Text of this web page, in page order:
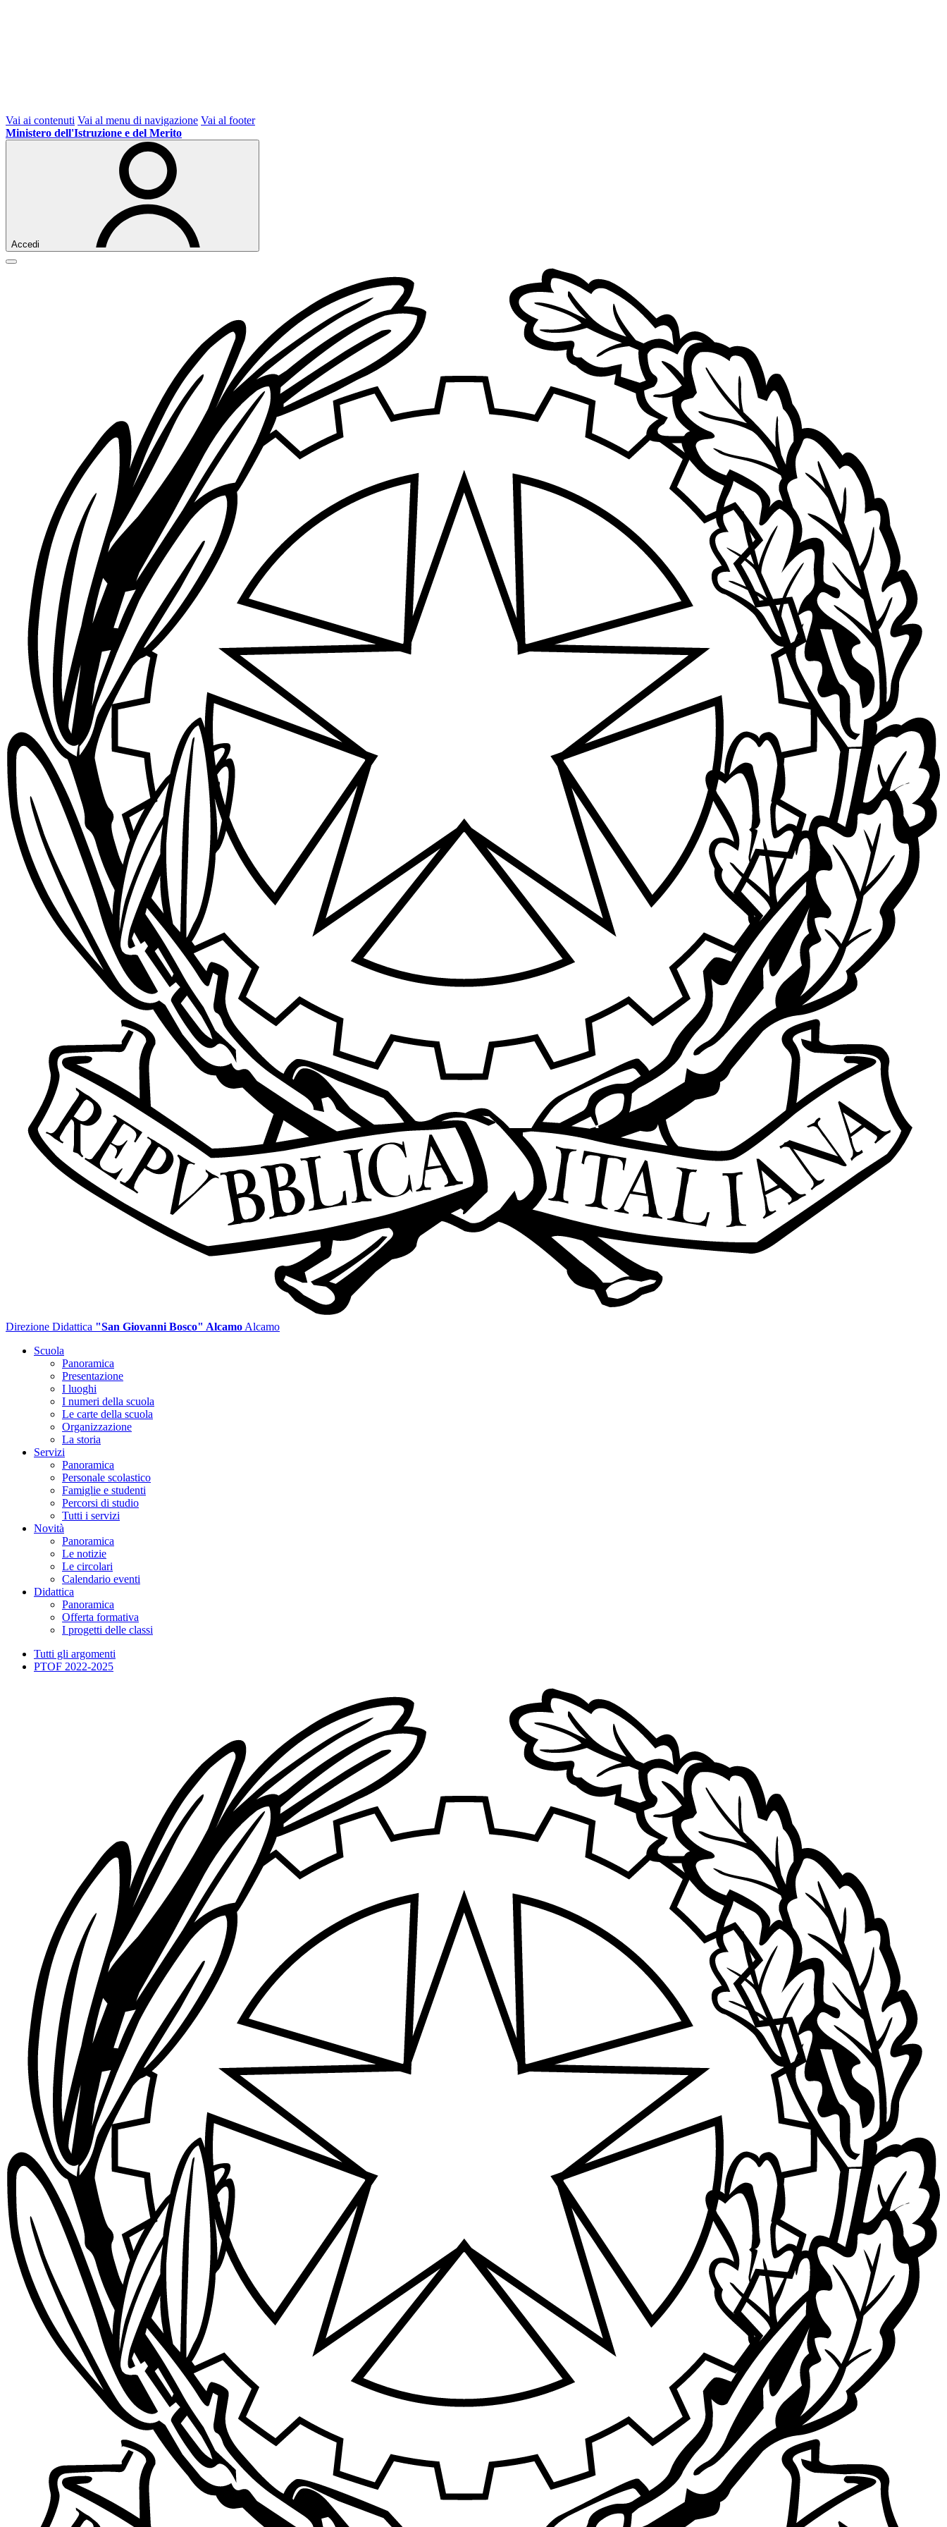
Vai ai contenuti Vai al menu di navigazione Vai al footer
Ministero dell'Istruzione e del Merito
Accedi
Direzione Didattica "San Giovanni Bosco" Alcamo Alcamo
Scuola
Panoramica
Presentazione
I luoghi
I numeri della scuola
Le carte della scuola
Organizzazione
La storia
Servizi
Panoramica
Personale scolastico
Famiglie e studenti
Percorsi di studio
Tutti i servizi
Novità
Panoramica
Le notizie
Le circolari
Calendario eventi
Didattica
Panoramica
Offerta formativa
I progetti delle classi
Tutti gli argomenti
PTOF 2022-2025